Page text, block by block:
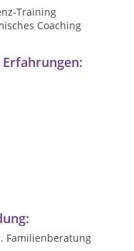
Training
Coaching
Familienberatung